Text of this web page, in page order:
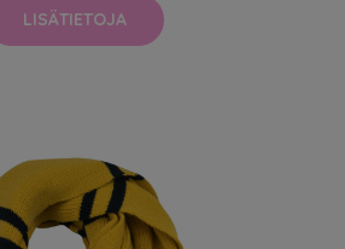
LISÄTIETOJA